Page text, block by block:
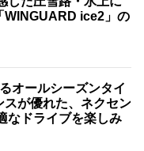
WINGUARD ice2」の
オールシーズンタイ
スが優れた、ネクセン
なドライブを楽しみ